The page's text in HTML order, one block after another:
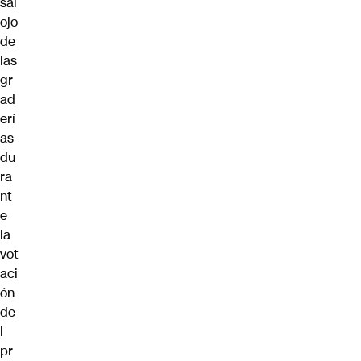
ojo
de
las
gr
ad
erí
as
du
ra
nt
e
la
vot
aci
ón
de
l
pr